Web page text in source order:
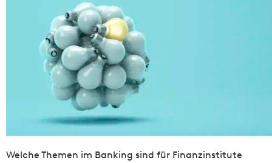
Welche Themen im Banking sind für Finanzinstitute